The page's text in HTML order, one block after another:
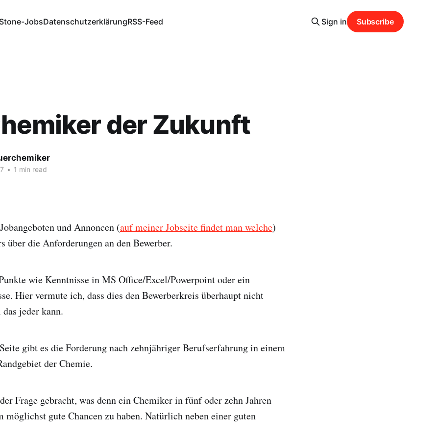
JobsDatenschutzerklärungRSS-Feed Sign in Subscribe
der Zukunft
• 1 min read
und Annoncen (auf meiner Jobseite findet man welche)
über die Anforderungen an den Bewerber.
wie Kenntnisse in MS Office/Excel/Powerpoint oder ein
Hier vermute ich, dass dies den Bewerberkreis überhaupt nicht
jeder kann.
gibt es die Forderung nach zehnjähriger Berufserfahrung in einem
der Chemie.
Frage gebracht, was denn ein Chemiker in fünf oder zehn Jahren
möglichst gute Chancen zu haben. Natürlich neben einer guten